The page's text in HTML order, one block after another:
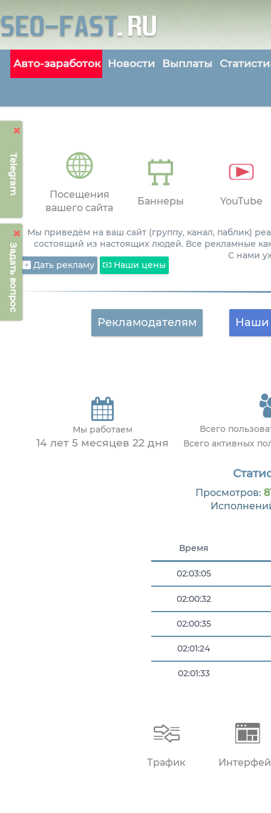
Telegram
Задать вопрос
Авто-заработок Новости Выплаты
Посещения
вашего сайта
Баннеры YouTube
Мы приведём на ваш сайт (группу, канал, паблик)
состоящий из настоящих людей. Все рекламные
С нами
Дать рекламу
Наши цены
Рекламодателям Наши
Мы работаем
14 лет 5 месяцев 22 дня
Всего
Всего активных
Просмотров:
Время
02:03:05
02:00:32
02:00:35
02:01:24
02:01:33
Трафик